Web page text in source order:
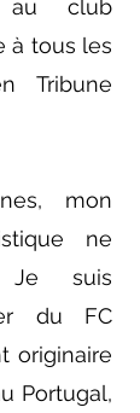
au club
à tous les
Tribune
mon
ne
Je suis
du FC
originaire
Portugal,